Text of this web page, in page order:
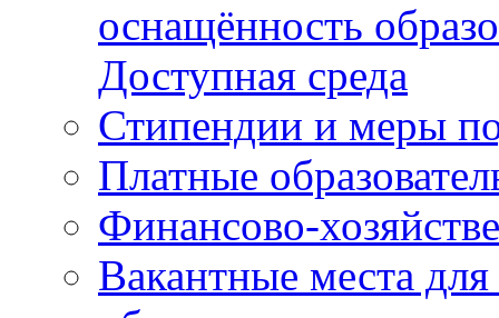
оснащённость
Доступная среда
Стипендии и меры
Платные
Финансово-
Вакантные места